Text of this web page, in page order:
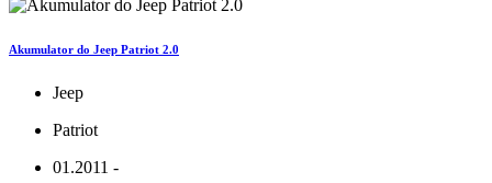
Akumulator do Jeep Patriot 2.0
Jeep
Patriot
01.2011 -